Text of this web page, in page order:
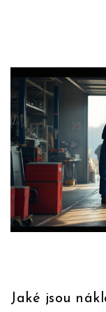
Jaké jsou